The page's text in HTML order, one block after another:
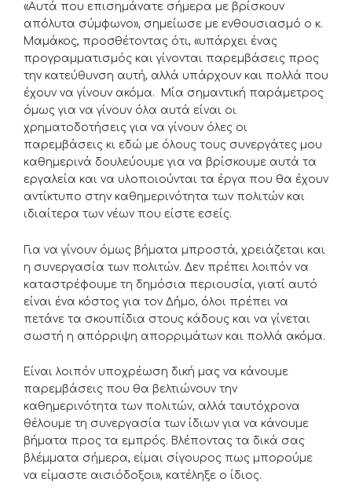
«Αυτά που επισημάνατε σήμερα με βρίσκουν
απόλυτα σύμφωνο», σημείωσε με ενθουσιασμό ο κ.
Μαμάκος, προσθέτοντας ότι, «υπάρχει ένας
προγραμματισμός και γίνονται παρεμβάσεις προς
την κατεύθυνση αυτή, αλλά υπάρχουν και πολλά που
έχουν να γίνουν ακόμα. Μία σημαντική παράμετρος
όμως για να γίνουν όλα αυτά είναι οι
χρηματοδοτήσεις για να γίνουν όλες οι
παρεμβάσεις κι εδώ με όλους τους συνεργάτες μου
καθημερινά δουλεύουμε για να βρίσκουμε αυτά τα
εργαλεία και να υλοποιούνται τα έργα που θα έχουν
αντίκτυπο στην καθημερινότητα των πολιτών και
ιδιαίτερα των νέων που είστε εσείς.
Για να γίνουν όμως βήματα μπροστά, χρειάζεται και
η συνεργασία των πολιτών. Δεν πρέπει λοιπόν να
καταστρέφουμε τη δημόσια περιουσία, γιατί αυτό
είναι ένα κόστος για τον Δήμο, όλοι πρέπει να
πετάνε τα σκουπίδια στους κάδους και να γίνεται
σωστή η απόρριψη απορριμάτων και πολλά ακόμα.
Είναι λοιπόν υποχρέωση δική μας να κάνουμε
παρεμβάσεις που θα βελτιώνουν την
καθημερινότητα των πολιτών, αλλά ταυτόχρονα
θέλουμε τη συνεργασία των ίδιων για να κάνουμε
βήματα προς τα εμπρός. Βλέποντας τα δικά σας
βλέμματα σήμερα, είμαι σίγουρος πως μπορούμε
να είμαστε αισιόδοξοι», κατέληξε ο ίδιος.